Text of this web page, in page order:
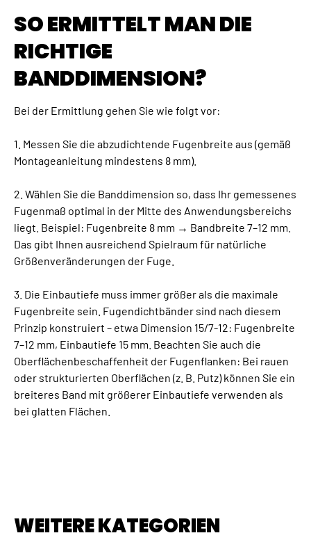
SO ERMITTELT MAN DIE
RICHTIGE
BANDDIMENSION?
Bei der Ermittlung gehen Sie wie folgt vor:
1. Messen Sie die abzudichtende Fugenbreite aus (gemäß
Montageanleitung mindestens 8 mm).
2. Wählen Sie die Banddimension so, dass Ihr gemessenes
Fugenmaß optimal in der Mitte des Anwendungsbereichs
liegt. Beispiel: Fugenbreite 8 mm → Bandbreite 7–12 mm.
Das gibt Ihnen ausreichend Spielraum für natürliche
Größenveränderungen der Fuge.
3. Die Einbautiefe muss immer größer als die maximale
Fugenbreite sein. Fugendichtbänder sind nach diesem
Prinzip konstruiert – etwa Dimension 15/7-12: Fugenbreite
7–12 mm, Einbautiefe 15 mm. Beachten Sie auch die
Oberflächenbeschaffenheit der Fugenflanken: Bei rauen
oder strukturierten Oberflächen (z. B. Putz) können Sie ein
breiteres Band mit größerer Einbautiefe verwenden als
bei glatten Flächen.
WEITERE KATEGORIEN